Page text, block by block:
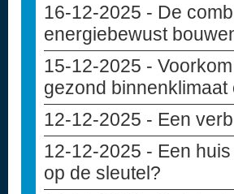
16-12-2025 - De
energiebewust
15-12-2025 -
gezond
12-12-2025 - Een
12-12-2025 - Een
op de sleutel?